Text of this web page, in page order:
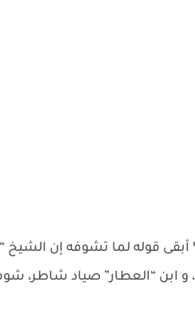
قوله لما تشوفه إن الشيخ
ابن “العطار” صياد شاطر،